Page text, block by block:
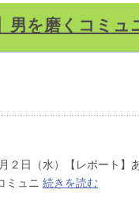
男を磨くコミ
２日（水）【レポート
ミュニ 続きを読む